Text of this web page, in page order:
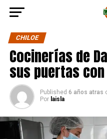
CHILOE
Cocinerías de
sus puertas
Published 6 años atras
Por laisla